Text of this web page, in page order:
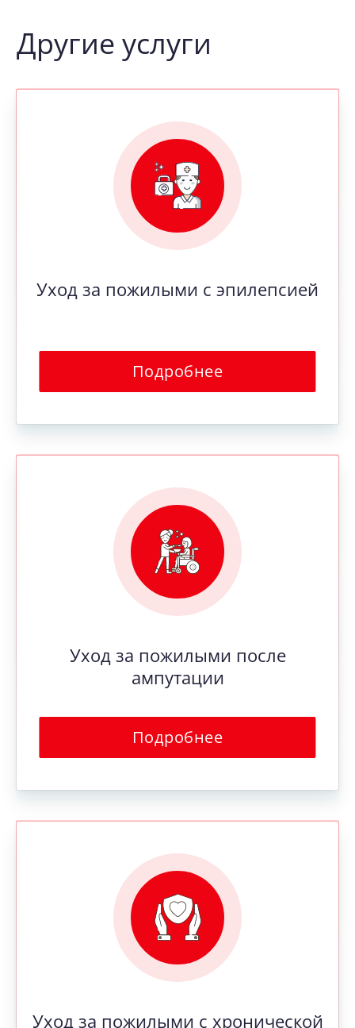
Другие услуги
Уход за пожилыми с эпилепсией
Подробнее
Уход за пожилыми после
ампутации
Подробнее
Уход за пожилыми с хронической